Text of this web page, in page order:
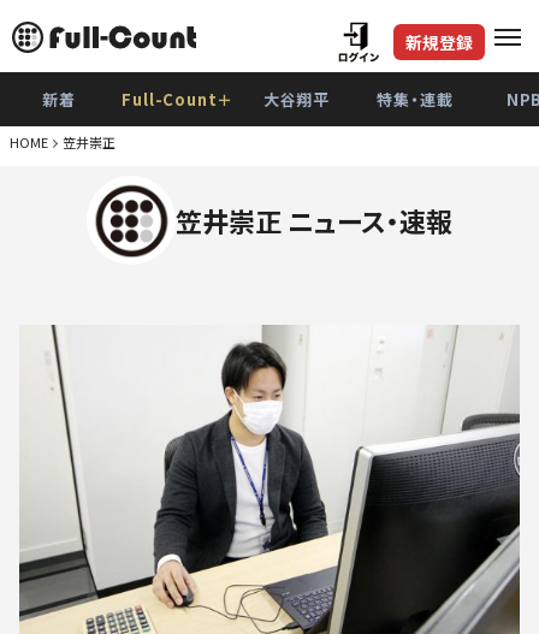
新規登録
新着 Full-Count＋ 大谷翔平 特集・連載
HOME 笠井崇正
笠井崇正 ニュース・速報